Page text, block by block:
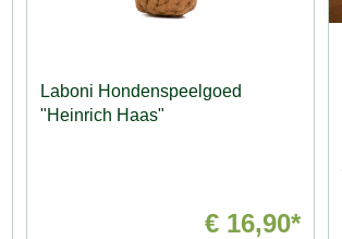
Laboni Hondenspeelgoed
"Heinrich Haas"
€ 16,90*